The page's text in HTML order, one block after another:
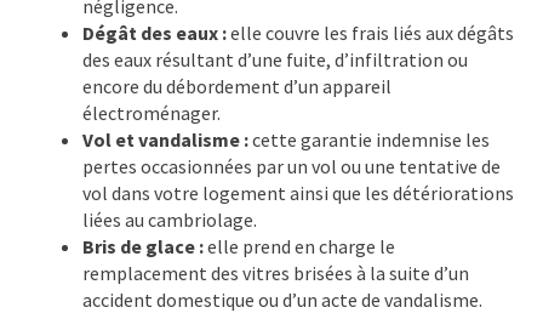
négligence.
Dégât des eaux :elle couvre les frais liés aux dégâts
des eaux résultant d’une fuite, d’infiltration ou
encore du débordement d’un appareil
électroménager.
Vol et vandalisme :cette garantie indemnise les
pertes occasionnées par un vol ou une tentative de
vol dans votre logement ainsi que les détériorations
liées au cambriolage.
Bris de glace :elle prend en charge le
remplacement des vitres brisées à la suite d’un
accident domestique ou d’un acte de vandalisme.